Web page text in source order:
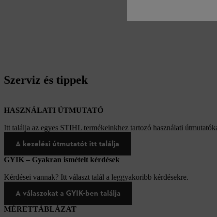
Szerviz és tippek
HASZNÁLATI ÚTMUTATÓ
Itt találja az egyes STIHL termékeinkhez tartozó használati
A kezelési útmutatót itt találja
GYIK – Gyakran ismételt kérdések
Kérdései vannak? Itt választ talál a leggyakoribb kérdésekre.
A válaszokat a GYIK-ben találja
MÉRETTÁBLÁZAT